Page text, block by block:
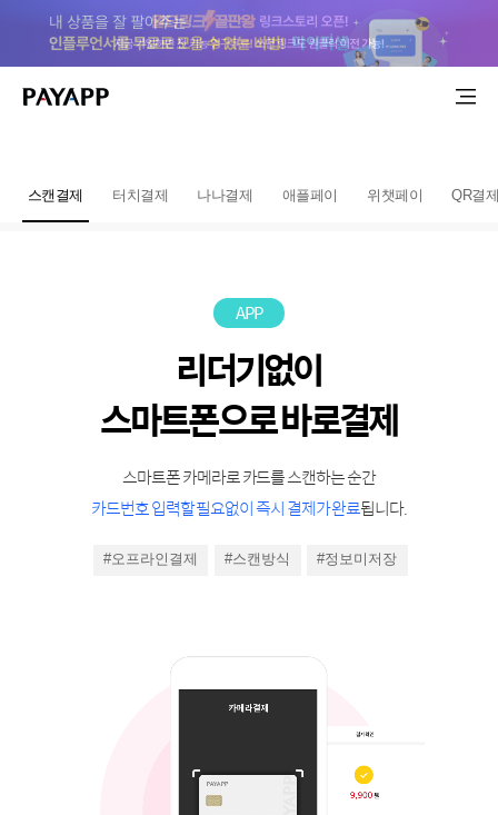
스캔결제 터치결제 나나결제 애플페이 위챗페이 QR결
APP
리더기없이
스마트폰으로 바로결제
스마트폰 카메라로 카드를 스캔하는 순간
카드번호 입력할 필요없이 즉시 결제가 완료됩니다.
#오프라인결제 #스캔방식 #정보미저장